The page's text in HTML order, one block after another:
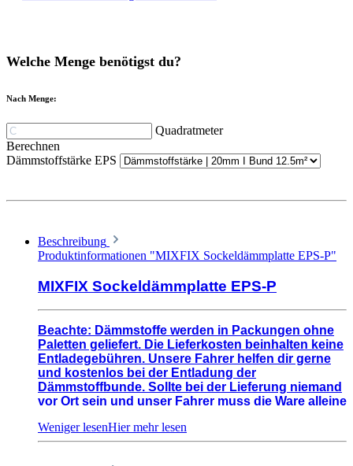
Welche Menge benötigst du?
Nach Menge:
Quadratmeter
Berechnen
Dämmstoffstärke EPS
Beschreibung
Produktinformationen "MIXFIX Sockeldämmplatte EPS-P"
MIXFIX Sockeldämmplatte EPS-P
Beachte: Dämmstoffe werden in Packungen ohne
Paletten geliefert. Die Lieferkosten beinhalten keine
Entladegebühren. Unsere Fahrer helfen dir gerne
und kostenlos bei der Entladung der
Dämmstoffbunde. Sollte bei der Lieferung niemand
vor Ort sein und unser Fahrer muss die Ware alleine
für Entladegebühren die wir dir nachverechnen
müssen.